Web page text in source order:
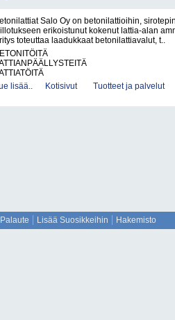
Salo Oy on betonilattioihin,
erikoistunut kokenut lattia-alan
toteuttaa laadukkaat betonilattiavalut, t..
lisää..
Kotisivut Tuotteet ja palvelut
Palaute Lisää Suosikkeihin Hakemisto